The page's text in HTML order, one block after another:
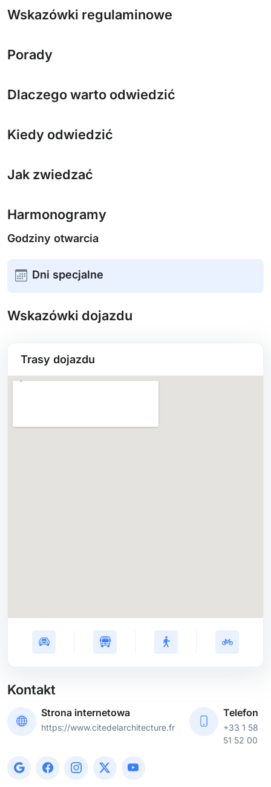
Wskazówki regulaminowe
Porady
Dlaczego warto odwiedzić
Kiedy odwiedzić
Jak zwiedzać
Harmonogramy
Godziny otwarcia
Dni specjalne
Wskazówki dojazdu
Trasy dojazdu
Kontakt
Strona internetowa
https://www.citedelarchitecture.fr
Telefon
+33 1 58
51 52 00